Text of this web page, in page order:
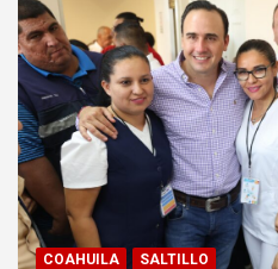
COAHUILA SALTILLO